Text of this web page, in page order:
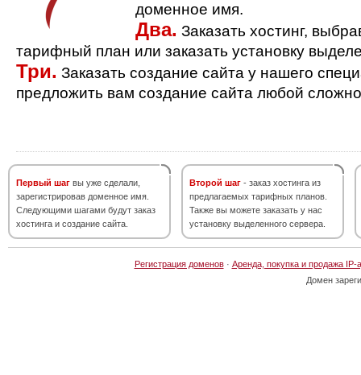
доменное имя.
Два. Заказать хостинг,
тарифный план или заказать установку
Три. Заказать создание сайта у нашего
предложить вам создание сайта любой
Первый шаг вы уже сделали,
зарегистрировав доменное имя.
Следующими шагами будут заказ
хостинга и создание сайта.
Второй шаг - заказ хостинга из
предлагаемых тарифных планов.
Также вы можете заказать у нас
установку выделенного сервера.
Регистрация доменов· Аренда, покупка и продажа IP-
Домен